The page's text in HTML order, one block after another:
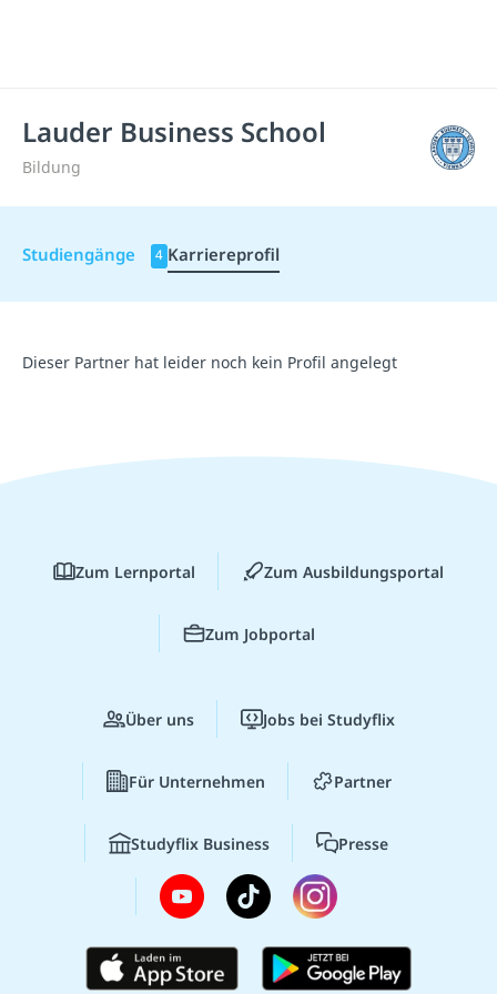
Lauder Business School
Bildung
Studiengänge 4 Karriereprofil
Dieser Partner hat leider noch kein Profil angelegt
Zum Lernportal Zum Ausbildungsportal
Zum Jobportal
Über uns Jobs bei Studyflix
Für Unternehmen Partner
Studyflix Business Presse